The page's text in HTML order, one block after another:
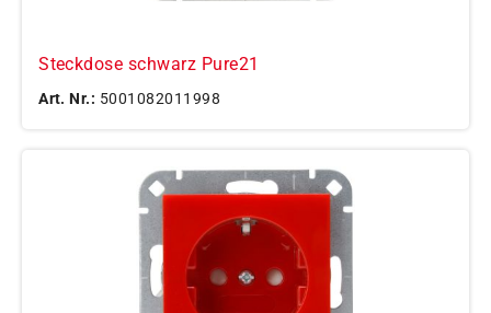
Steckdose schwarz Pure21
Art. Nr.: 5001082011998